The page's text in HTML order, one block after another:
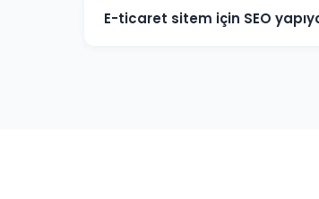
İçeriklerimiz hem okuyucuya hem
E-ticaret sitem için SEO